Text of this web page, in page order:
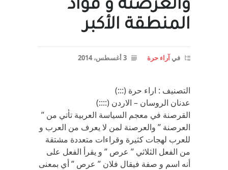
والعرصنة و قواد
المنطقة الأكبر
فيآراء حرة 3 أغسطس، 2014
التصنيف : اراء حرة (:::)
عدنان الروسان – الاردن (::::)
القرصنة في معجم السياسة العربية تأتي من ”
العرصنة ” والعرصنة لمن لا يعرف من العرب و
للعرب لهجات كثيرة وقراءات متعددة مشتقة
من الفعل الثلاثي ” عرص ” و يقرأ الفعل على
أنه اسم و صفة فيقال فلان ” عرص ” أي بمعنى